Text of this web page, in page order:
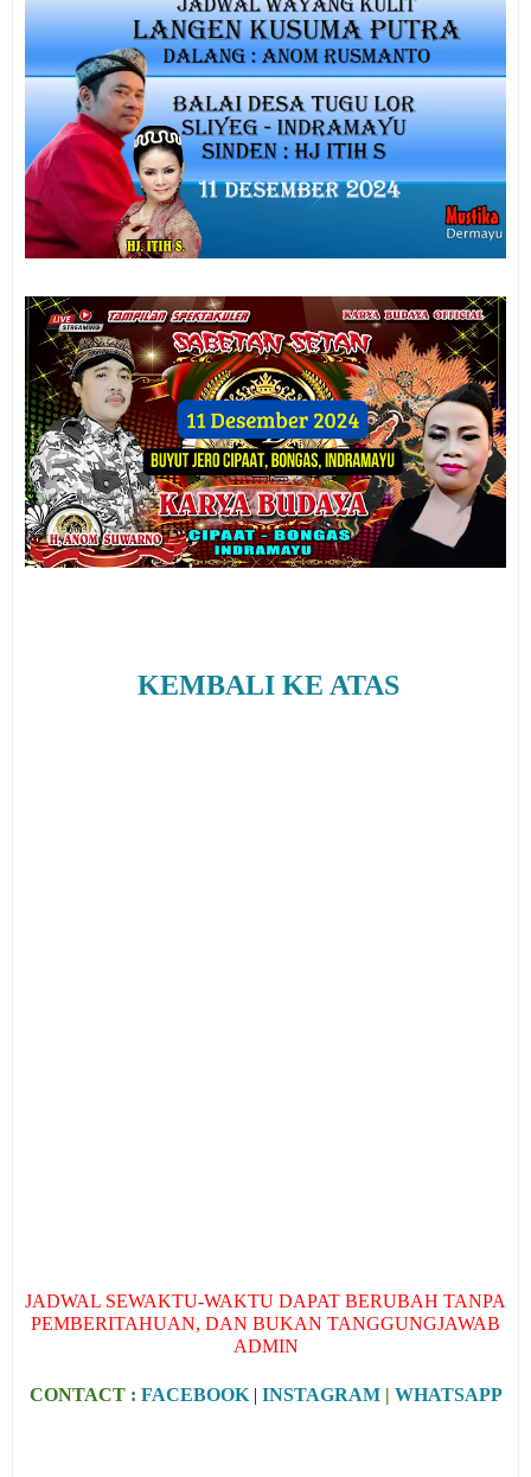
KEMBALI KE ATAS
JADWAL SEWAKTU-WAKTU DAPAT BERUBAH TANPA
PEMBERITAHUAN, DAN BUKAN TANGGUNGJAWAB
ADMIN
CONTACT : FACEBOOK| INSTAGRAM| WHATSAPP